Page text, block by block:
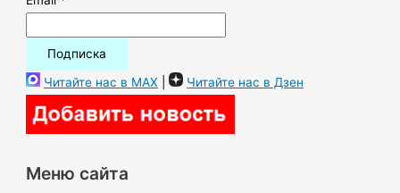
Читайте нас в MAX | Читайте нас в Дзен
Меню сайта